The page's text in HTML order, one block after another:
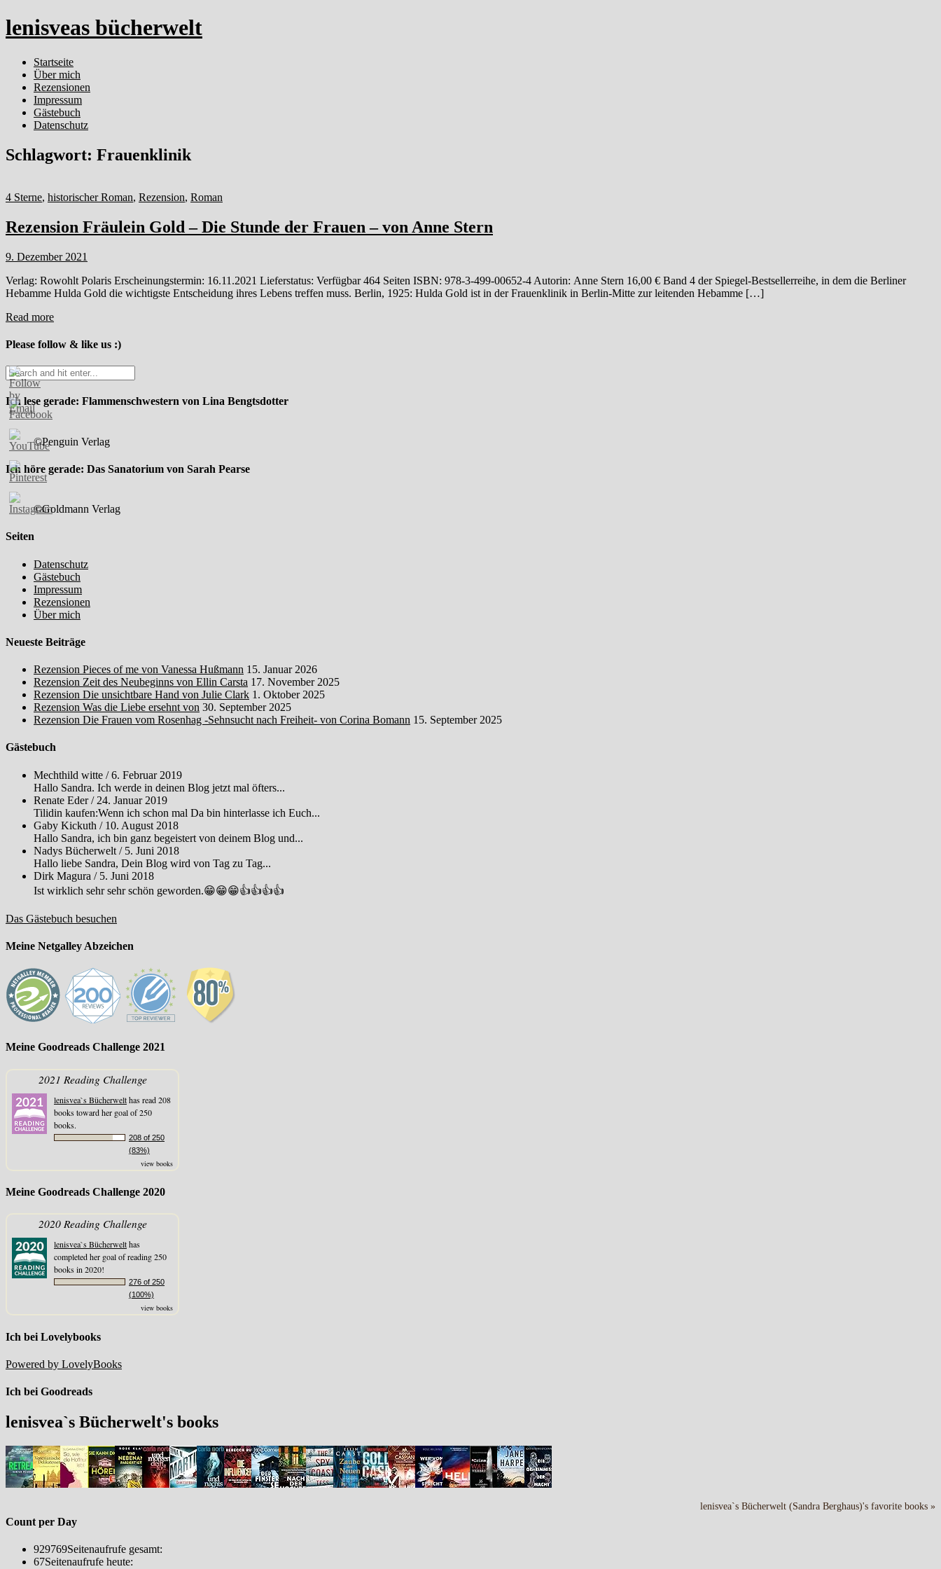
lenisveas bücherwelt
Startseite
Über mich
Rezensionen
Impressum
Gästebuch
Datenschutz
Schlagwort: Frauenklinik
4 Sterne, historischer Roman, Rezension, Roman
Rezension Fräulein Gold – Die Stunde der Frauen – von Anne Stern
9. Dezember 2021
Verlag: Rowohlt Polaris Erscheinungstermin: 16.11.2021 Lieferstatus: Verfügbar 464 Seiten ISBN: 978-3-499-00652-4 Autorin: Anne Stern 16,00 € Band 4 der Spiegel-Bestsellerreihe, in dem die Berliner
Hebamme Hulda Gold die wichtigste Entscheidung ihres Lebens treffen muss. Berlin, 1925: Hulda Gold ist in der Frauenklinik in Berlin-Mitte zur leitenden Hebamme […]
Read more
Please follow & like us :)
Ich lese gerade: Flammenschwestern von Lina Bengtsdotter
©Penguin Verlag
Ich höre gerade: Das Sanatorium von Sarah Pearse
©Goldmann Verlag
Seiten
Datenschutz
Gästebuch
Impressum
Rezensionen
Über mich
Neueste Beiträge
Rezension Pieces of me von Vanessa Hußmann 15. Januar 2026
Rezension Zeit des Neubeginns von Ellin Carsta 17. November 2025
Rezension Die unsichtbare Hand von Julie Clark 1. Oktober 2025
Rezension Was die Liebe ersehnt von 30. September 2025
Rezension Die Frauen vom Rosenhag -Sehnsucht nach Freiheit- von Corina Bomann 15. September 2025
Gästebuch
Mechthild witte /6. Februar 2019
Hallo Sandra. Ich werde in deinen Blog jetzt mal öfters...
Renate Eder/ 24. Januar 2019
Tilidin kaufen:Wenn ich schon mal Da bin hinterlasse ich Euch...
Gaby Kickuth / 10. August 2018
Hallo Sandra, ich bin ganz begeistert von deinem Blog und...
Nadys Bücherwelt / 5. Juni 2018
Hallo liebe Sandra, Dein Blog wird von Tag zu Tag...
Dirk Magura / 5. Juni 2018
Ist wirklich sehr sehr schön geworden.😁😁😁👍👍👍👍
Das Gästebuch besuchen
Meine Netgalley Abzeichen
Meine Goodreads Challenge 2021
2021 Reading Challenge
lenisvea`s Bücherwelthas read 208
books toward her goal of 250
books.
208 of 250
(83%)
view books
Meine Goodreads Challenge 2020
2020 Reading Challenge
lenisvea`s Bücherwelthas
completed her goal of reading 250
books in 2020!
276 of 250
(100%)
view books
Ich bei Lovelybooks
Powered by LovelyBooks
Ich bei Goodreads
lenisvea`s Bücherwelt's books
lenisvea`s Bücherwelt (Sandra Berghaus)'s favorite books »
Count per Day
929769Seitenaufrufe gesamt:
67Seitenaufrufe heute: